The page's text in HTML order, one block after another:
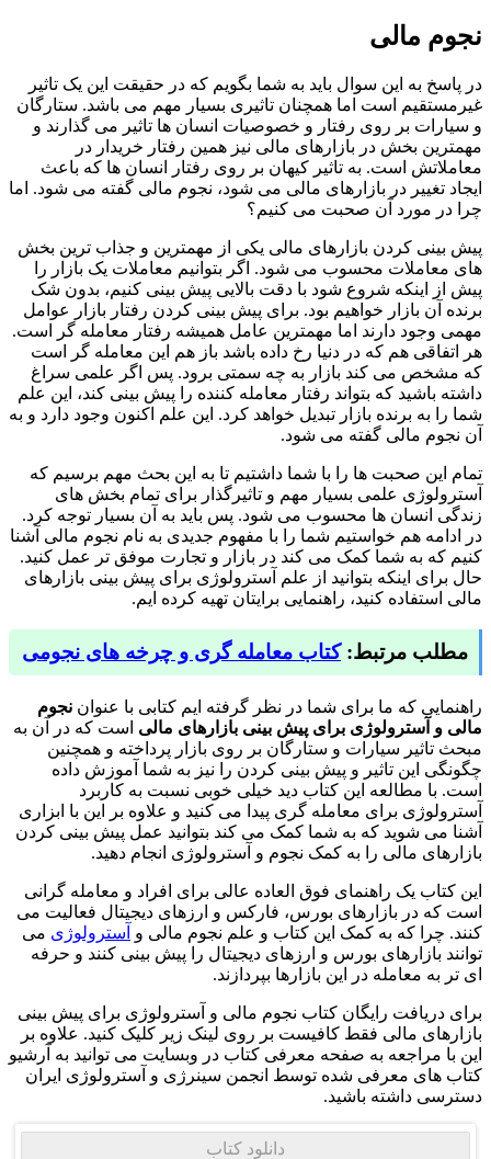
نجوم مالی
در پاسخ به این سوال باید به شما بگویم که در حقیقت این یک تاثیر
غیرمستقیم است اما همچنان تاثیری بسیار مهم می باشد. ستارگان
و سیارات بر روی رفتار و خصوصیات انسان ها تاثیر می گذارند و
مهمترین بخش در بازارهای مالی نیز همین رفتار خریدار در
معاملاتش است. به تاثیر کیهان بر روی رفتار انسان ها که باعث
ایجاد تغییر در بازارهای مالی می شود، نجوم مالی گفته می شود. اما
چرا در مورد آن صحبت می کنیم؟
پیش بینی کردن بازارهای مالی یکی از مهمترین و جذاب ترین بخش
های معاملات محسوب می شود. اگر بتوانیم معاملات یک بازار را
پیش از اینکه شروع شود با دقت بالایی پیش بینی کنیم، بدون شک
برنده آن بازار خواهیم بود. برای پیش بینی کردن رفتار بازار عوامل
مهمی وجود دارند اما مهمترین عامل همیشه رفتار معامله گر است.
هر اتفاقی هم که در دنیا رخ داده باشد باز هم این معامله گر است
که مشخص می کند بازار به چه سمتی برود. پس اگر علمی سراغ
داشته باشید که بتواند رفتار معامله کننده را پیش بینی کند، این علم
شما را به برنده بازار تبدیل خواهد کرد. این علم اکنون وجود دارد و به
آن نجوم مالی گفته می شود.
تمام این صحبت ها را با شما داشتیم تا به این بحث مهم برسیم که
آسترولوژی علمی بسیار مهم و تاثیرگذار برای تمام بخش های
زندگی انسان ها محسوب می شود. پس باید به آن بسیار توجه کرد.
در ادامه هم خواستیم شما را با مفهوم جدیدی به نام نجوم مالی آشنا
کنیم که به شما کمک می کند در بازار و تجارت موفق تر عمل کنید.
حال برای اینکه بتوانید از علم آسترولوژی برای پیش بینی بازارهای
مالی استفاده کنید، راهنمایی برایتان تهیه کرده ایم.
مطلب مرتبط:کتاب معامله گری و چرخه های نجومی
راهنمایی که ما برای شما در نظر گرفته ایم کتابی با عنوان نجوم
مالی و آسترولوژی برای پیش بینی بازارهای مالی است که در آن به
مبحث تاثیر سیارات و ستارگان بر روی بازار پرداخته و همچنین
چگونگی این تاثیر و پیش بینی کردن را نیز به شما آموزش داده
است. با مطالعه این کتاب دید خیلی خوبی نسبت به کاربرد
آسترولوژی برای معامله گری پیدا می کنید و علاوه بر این با ابزاری
آشنا می شوید که به شما کمک می کند بتوانید عمل پیش بینی کردن
بازارهای مالی را به کمک نجوم و آسترولوژی انجام دهید.
این کتاب یک راهنمای فوق العاده عالی برای افراد و معامله گرانی
است که در بازارهای بورس، فارکس و ارزهای دیجیتال فعالیت می
کنند. چرا که به کمک این کتاب و علم نجوم مالی و آسترولوژی می
توانند بازارهای بورس و ارزهای دیجیتال را پیش بینی کنند و حرفه
ای تر به معامله در این بازارها بپردازند.
برای دریافت رایگان کتاب نجوم مالی و آسترولوژی برای پیش بینی
بازارهای مالی فقط کافیست بر روی لینک زیر کلیک کنید. علاوه بر
این با مراجعه به صفحه معرفی کتاب در وبسایت می توانید به آرشیو
کتاب های معرفی شده توسط انجمن سینرژی و آسترولوژی ایران
دسترسی داشته باشید.
دانلود کتاب